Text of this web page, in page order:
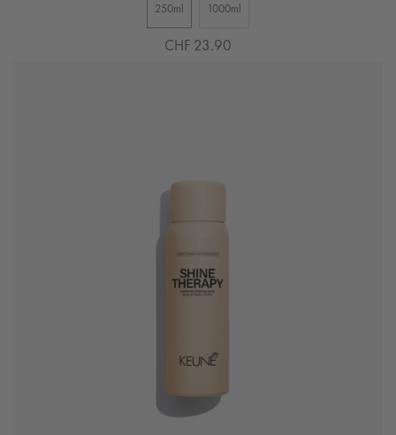
250ml 1000ml
CHF 23.90